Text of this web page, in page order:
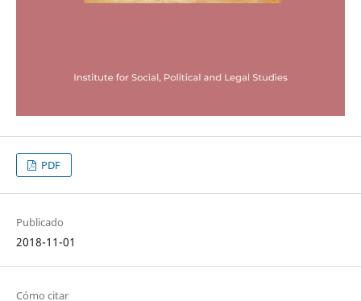
PDF
Publicado
2018-11-01
Cómo citar